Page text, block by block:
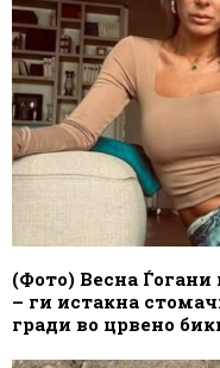
(Фото) Весна Ѓогани
– ги истакна
гради во црвено